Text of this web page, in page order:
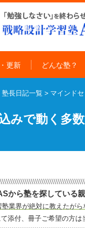
更新 どんな塾？
塾長日記一覧 > マインド
みで動く多
から塾を探している
塾業界が絶対に教えたが
添付、冊子ご希望の方は